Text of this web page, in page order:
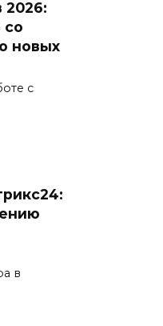
2026:
со
новых
с
в